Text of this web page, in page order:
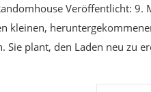
Veröffentlicht:
kleinen,
Sie plant, den Laden neu zu